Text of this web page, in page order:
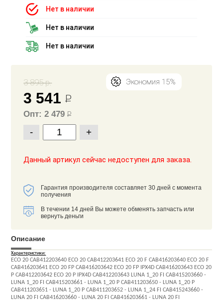
Нет в наличии
Нет в наличии
Нет в наличии
3 895 р. Экономия 15%
3 541Р
Опт: 2 479Р
- +
Данный артикул сейчас недоступен для заказа.
Гарантия производителя составляет 30 дней с момента
получения
В течении 14 дней Вы можете обменять запчасть или
вернуть деньги
Описание
Характеристики:
ECO 20 CAB412203640 ECO 20 CAB412203641 ECO 20 F CAB416203640 ECO 20 F
CAB416203641 ECO 20 FP CAB416203642 ECO 20 FP IPX4D CAB416203643 ECO 20
P CAB412203642 ECO 20 P IPX4D CAB412203643 LUNA 1_20 FI CAB415203660 -
LUNA 1_20 FI CAB415203661 - LUNA 1_20 P CAB411203650 - LUNA 1_20 P
CAB411203651 - LUNA 1_20 P CAB411203652 - LUNA 1_24 FI CAB415243660 -
LUNA 20 FI CAB416203660 - LUNA 20 FI CAB416203661 - LUNA 20 FI